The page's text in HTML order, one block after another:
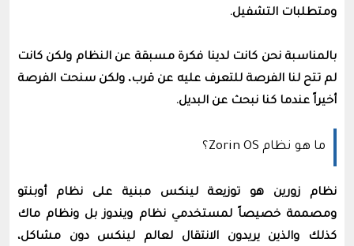
ومتطلبات التشفيل.
بالمناسبة نحن كانت لدينا فكرة مسبقة عن النظام ولكن كانت
لم تتح لنا الفرصة للتعرف عليه عن قرب، ولكن سنحت الفرصة
أخيراً عندما كنا نبحث عن البديل.
ما هو نظام Zorin OS؟
نظام زورين هو توزيعة لينكس مبنية على نظام أوبنتو
ومصممة خصيصاً لمستخدمي نظام ويندوز بل ونظام ماك
كذلك والذين يريدون اﻻنتقال لعالم لينكس دون مشاكل،